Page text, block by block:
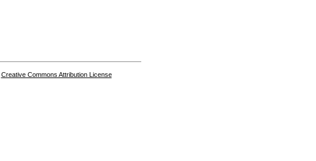
Creative Commons Attribution License